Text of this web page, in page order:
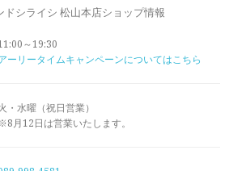
ドシライシ 松山本店ショップ情報
～19:30
ーリータイムキャンペーンについてはこちら
・水曜（祝日営業）
月12日は営業いたします。